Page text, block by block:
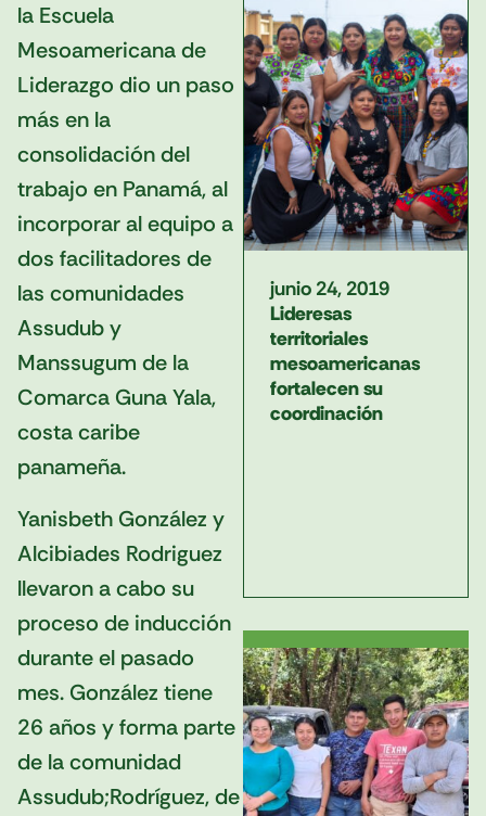
la Escuela
Mesoamericana de
Liderazgo dio un paso
más en la
consolidación del
trabajo en Panamá, al
incorporar al equipo a
dos facilitadores de
las comunidades
Assudub y
Manssugum de la
Comarca Guna Yala,
costa caribe
panameña.
Yanisbeth González y
Alcibiades Rodriguez
llevaron a cabo su
proceso de inducción
durante el pasado
mes. González tiene
26 años y forma parte
de la comunidad
Assudub;Rodríguez, de
junio 24, 2019
Lideresas
territoriales
mesoamericanas
fortalecen su
coordinación